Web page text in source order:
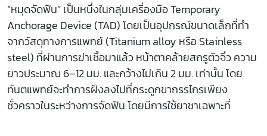
“หมุดจัดฟัน” เป็นหนึ่งในกลุ่มเครื่องมือ Temporary
Anchorage Device (TAD) โดยเป็นอุปกรณ์ขนาดเล็กที่ทำ
จากวัสดุทางการแพทย์ (Titanium alloy หรือ Stainless
steel) ที่ผ่านการฆ่าเชื้อมาแล้ว หน้าตาคล้ายสกรูตัวจิ๋ว ความ
ยาวประมาณ 6–12 มม. และกว้างไม่เกิน 2 มม. เท่านั้น โดย
ทันตแพทย์จะทำการฝังลงไปที่กระดูกขากรรไกรเพียง
ชั่วคราวในระหว่างการจัดฟัน โดยมีการใช้ยาชาเฉพาะที่